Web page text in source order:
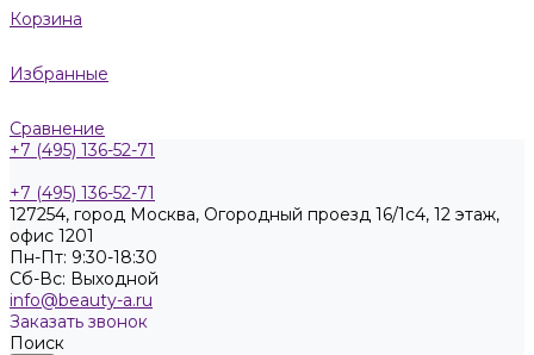
Корзина
Избранные
Сравнение
+7 (495) 136-52-71
+7 (495) 136-52-71
127254, город Москва, Огородный проезд 16/1с4, 12 этаж,
офис 1201
Пн-Пт: 9:30-18:30
Cб-Вс: Выходной
info@beauty-a.ru
Заказать звонок
Поиск